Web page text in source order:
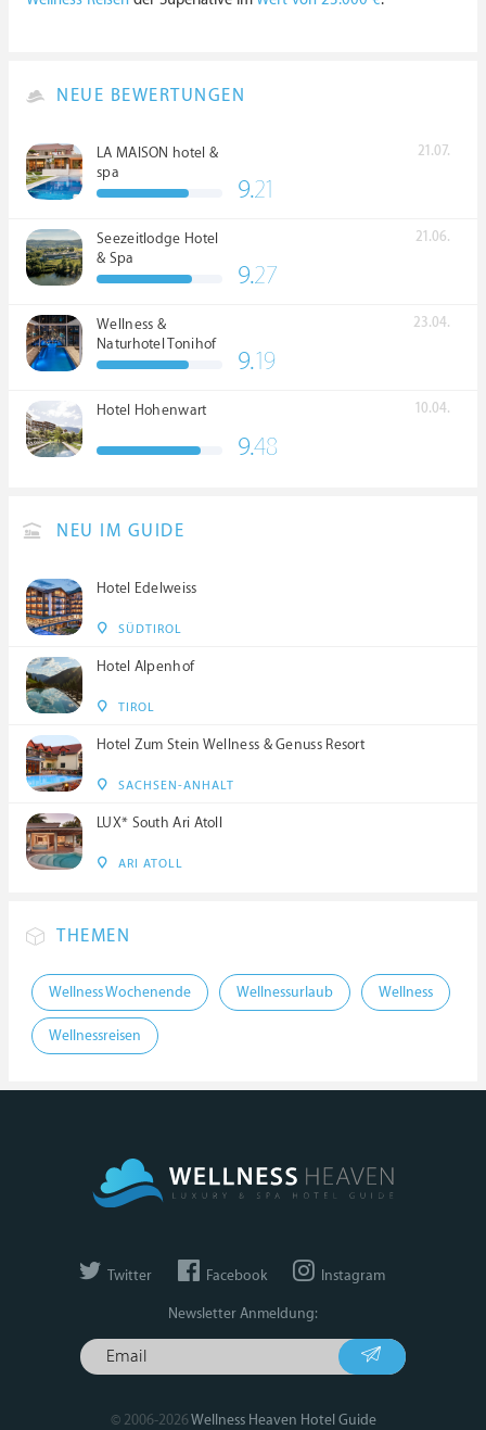
NEUE BEWERTUNGEN
LA MAISON hotel &
spa
21.07.
9.21
Seezeitlodge Hotel
& Spa
21.06.
9.27
Wellness &
Naturhotel Tonihof
****S
23.04.
9.19
Hotel Hohenwart 10.04.
9.48
NEU IM GUIDE
Hotel Edelweiss
SÜDTIROL
Hotel Alpenhof
TIROL
Hotel Zum Stein Wellness & Genuss Resort
SACHSEN-ANHALT
LUX* South Ari Atoll
ARI ATOLL
THEMEN
Wellness Wochenende Wellnessurlaub Wellness
Wellnessreisen
Twitter Facebook Instagram
Newsletter Anmeldung:
© 2006-2026Wellness Heaven Hotel Guide